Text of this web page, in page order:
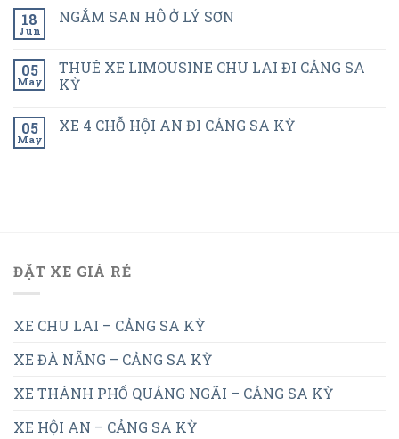
18
Jun
NGẮM SAN HÔ Ở LÝ SƠN
05
May
THUÊ XE LIMOUSINE CHU LAI ĐI CẢNG SA
KỲ
05
May
XE 4 CHỖ HỘI AN ĐI CẢNG SA KỲ
ĐẶT XE GIÁ RẺ
XE CHU LAI – CẢNG SA KỲ
XE ĐÀ NẴNG – CẢNG SA KỲ
XE THÀNH PHỐ QUẢNG NGÃI – CẢNG SA KỲ
XE HỘI AN – CẢNG SA KỲ